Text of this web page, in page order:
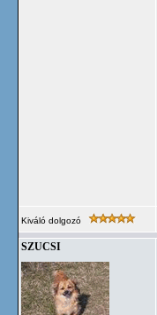
Kiváló dolgozó
SZUCSI